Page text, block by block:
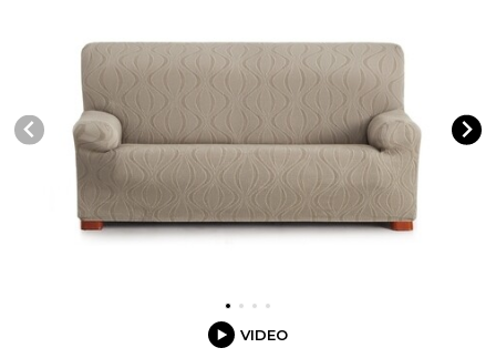
VIDEO